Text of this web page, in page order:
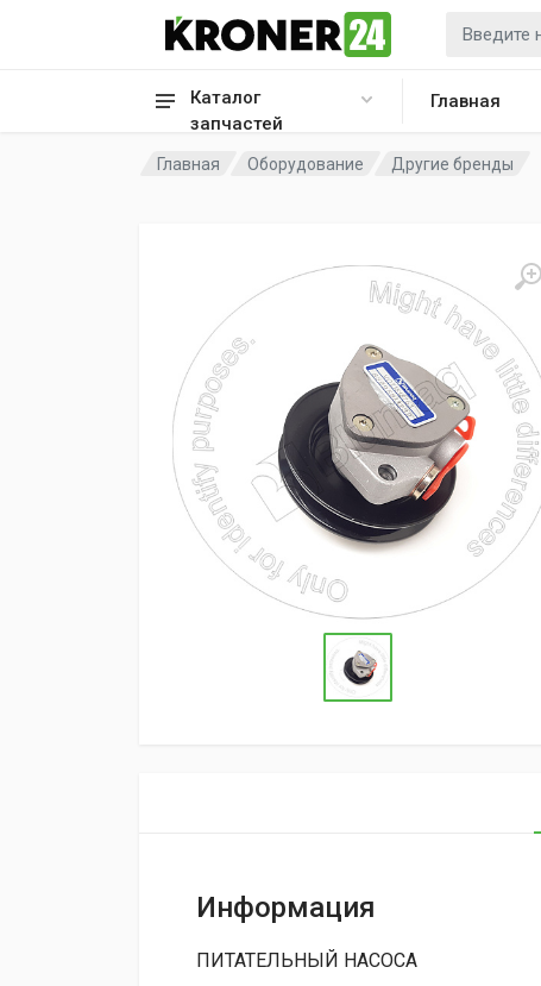
Каталог
запчастей
Главная
Главная Оборудование Другие бренды
Информация
ПИТАТЕЛЬНЫЙ НАСОСА